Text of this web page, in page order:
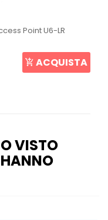
Point U6-LR
ACQUISTA
VISTO